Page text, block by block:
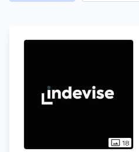
photo_size_select_actual 18